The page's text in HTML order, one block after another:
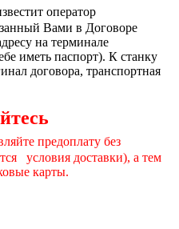
оператор
Вами в Договоре
на терминале
иметь паспорт). К станку
договора, транспортная
предоплату без
условия доставки), а тем
карты.